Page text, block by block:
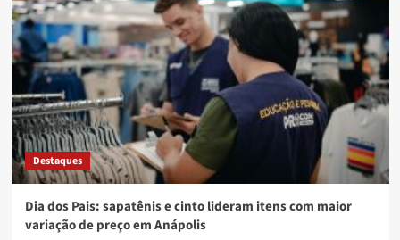
Destaques
Dia dos Pais: sapatênis e cinto lideram itens com maior
variação de preço em Anápolis